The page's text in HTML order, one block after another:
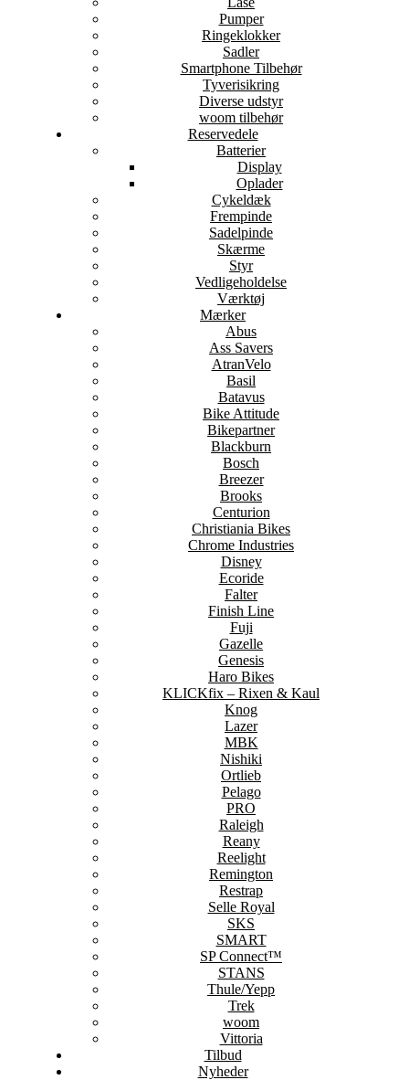
Pumper
Ringeklokker
Sadler
Smartphone Tilbehør
Tyverisikring
Diverse udstyr
woom tilbehør
Reservedele
Batterier
Display
Oplader
Cykeldæk
Frempinde
Sadelpinde
Skærme
Styr
Vedligeholdelse
Værktøj
Mærker
Abus
Ass Savers
AtranVelo
Basil
Batavus
Bike Attitude
Bikepartner
Blackburn
Bosch
Breezer
Brooks
Centurion
Christiania Bikes
Chrome Industries
Disney
Ecoride
Falter
Finish Line
Fuji
Gazelle
Genesis
Haro Bikes
KLICKfix – Rixen & Kaul
Knog
Lazer
MBK
Nishiki
Ortlieb
Pelago
PRO
Raleigh
Reany
Reelight
Remington
Restrap
Selle Royal
SKS
SMART
SP Connect™
STANS
Thule/Yepp
Trek
woom
Vittoria
Tilbud
Nyheder